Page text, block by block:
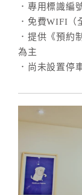
．專用標識編
．免費WIFI（
．提供《預約
為主
．尚未設置停